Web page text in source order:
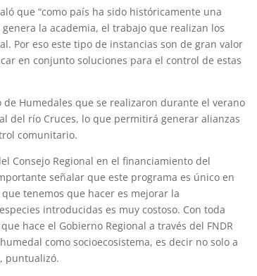
que “como país ha sido históricamente una
la academia, el trabajo que realizan los
Por eso este tipo de instancias son de gran valor
en conjunto soluciones para el control de estas
Humedales que se realizaron durante el verano
del río Cruces, lo que permitirá generar alianzas
comunitario.
Consejo Regional en el financiamiento del
señalar que este programa es único en
tenemos que hacer es mejorar la
introducidas es muy costoso. Con toda
hace el Gobierno Regional a través del FNDR
como socioecosistema, es decir no solo a
puntualizó.